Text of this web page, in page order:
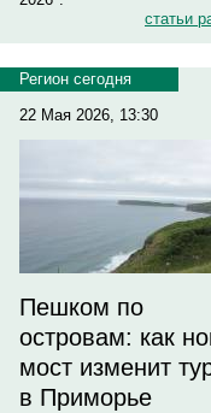
статьи
Регион сегодня
22 Мая 2026, 13:30
Пешком по
островам: как
мост изменит
в Приморье